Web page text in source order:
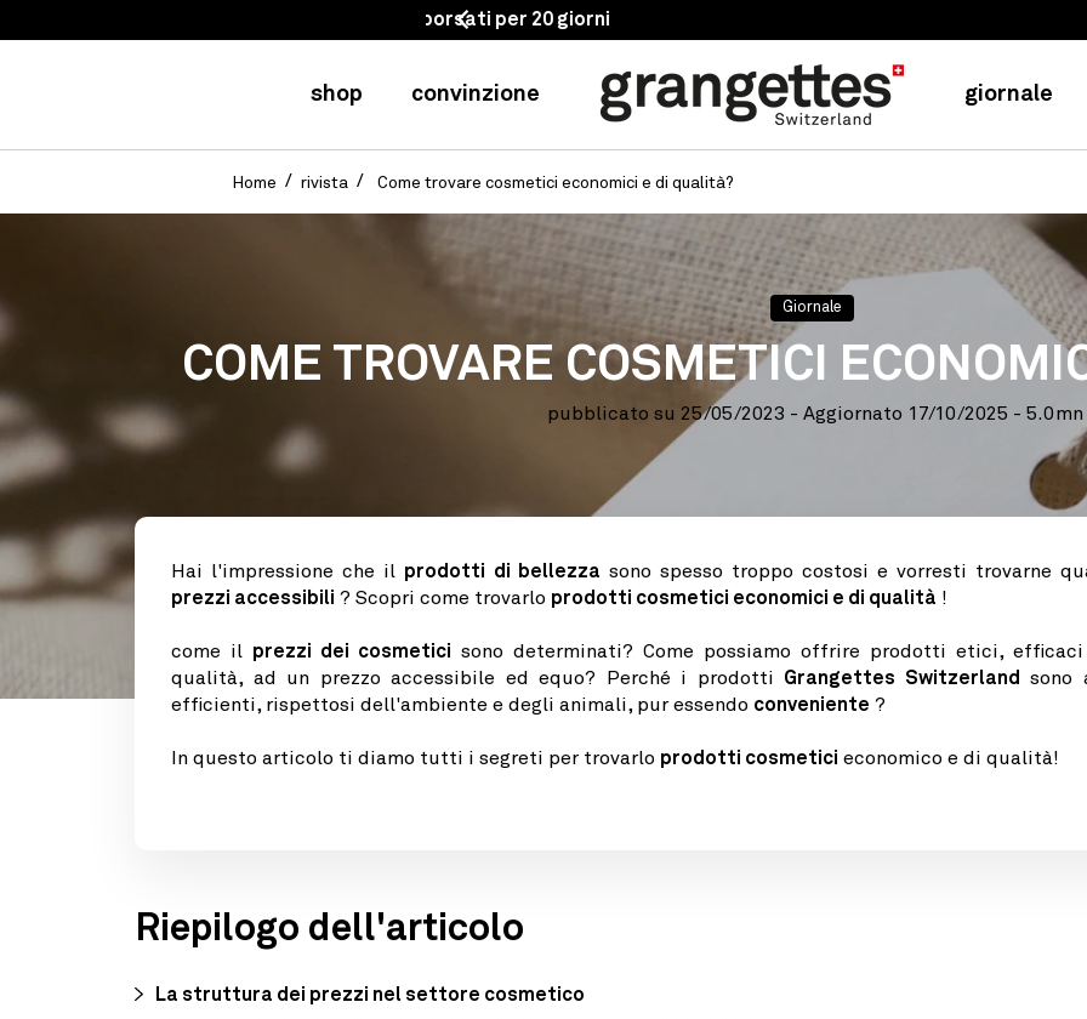
shop convinzione giornale
Home rivista Come trovare cosmetici economici e di qualità?
Giornale
COME TROVARE COSMETICI
pubblicato su 25/05/2023 - Aggiornato 17/10/2025 - 5.0mn
Hai l'impressione che il prodotti di bellezza sono spesso troppo costosi e vorresti trovarne
prezzi accessibili ? Scopri come trovarlo prodotti cosmetici economici e di qualità !
come il prezzi dei cosmetici sono determinati? Come possiamo offrire prodotti etici,
qualità, ad un prezzo accessibile ed equo? Perché i prodotti Grangettes Switzerland
sono
efficienti, rispettosi dell'ambiente e degli animali, pur essendo conveniente ?
In questo articolo ti diamo tutti i segreti per trovarlo prodotti cosmetici economico e di qualità!
Riepilogo dell'articolo
La struttura dei prezzi nel settore cosmetico